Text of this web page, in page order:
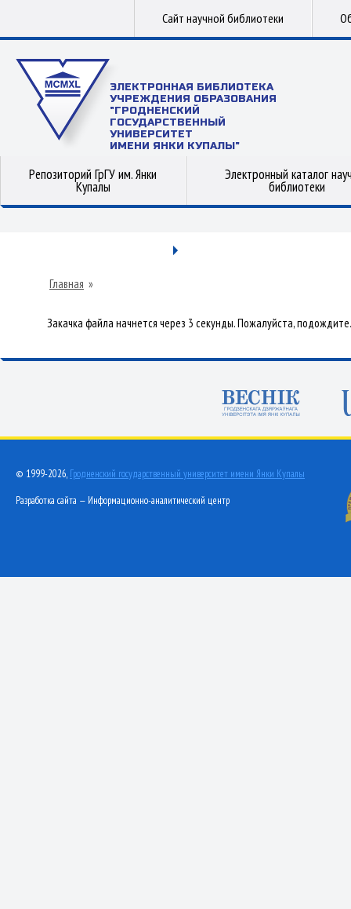
Сайт научной библиотеки
ЭЛЕКТРОННАЯ БИБЛИОТЕКА
УЧРЕЖДЕНИЯ ОБРАЗОВАНИЯ
"ГРОДНЕНСКИЙ
ГОСУДАРСТВЕННЫЙ
УНИВЕРСИТЕТ
ИМЕНИ ЯНКИ КУПАЛЫ"
Репозиторий ГрГУ им. Янки
Купалы
Электронный каталог
библиотеки
Главная »
Закачка файла начнется через 3 секунды. Пожалуйста, подождите.
© 1999-2026, Гродненский государственный университет имени Янки Купалы
Разработка сайта — Информационно-аналитический центр